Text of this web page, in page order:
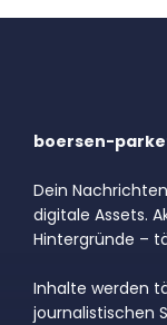
boersen-
Dein
digitale Assets.
Hintergründe –
Inhalte werden
journalistischen